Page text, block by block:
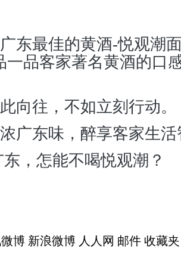
东最佳的黄酒-悦观潮
一品客家著名黄酒的口
向往，不如立刻行动。
东味，醉享客家生活
，怎能不喝悦观潮？
博 新浪微博 人人网 邮件 收藏夹